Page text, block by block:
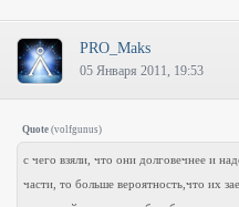
PRO_Maks
05 Января 2011, 19:53
Quote (volfgunus)
с чего взяли, что они долговечнее и
части, то больше вероятность,что их